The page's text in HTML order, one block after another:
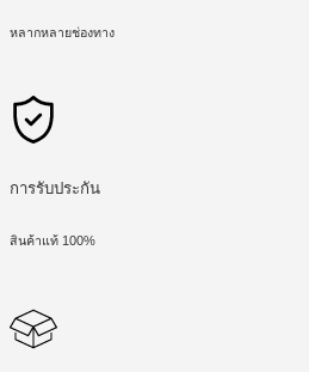
หลากหลายช่องทาง
การรับประกัน
สินค้าแท้ 100%